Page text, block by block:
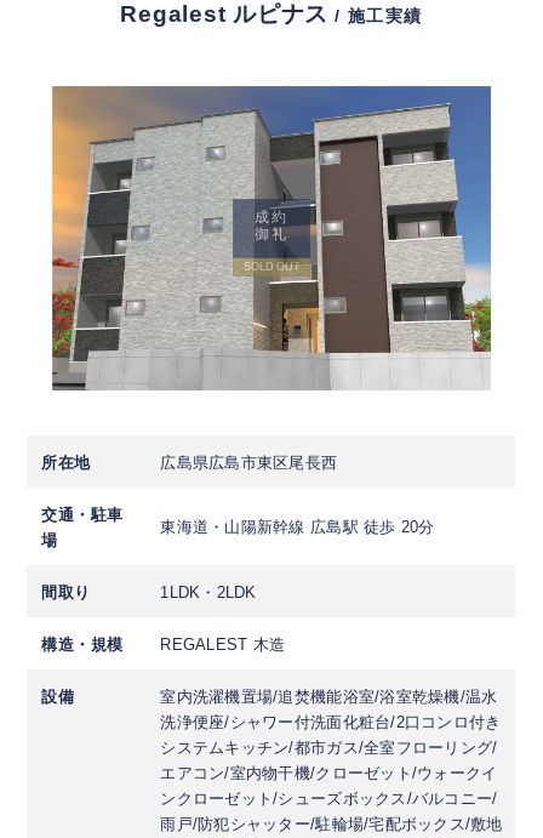
Regalest ルピナス / 施工実績
成約
御礼
SOLD OUT
所在地 広島県広島市東区尾長西
交通・駐車
場
東海道・山陽新幹線 広島駅 徒歩 20分
間取り 1LDK・2LDK
構造・規模 REGALEST 木造
設備
室内洗濯機置場/追焚機能浴室/浴室乾燥機/温水
洗浄便座/シャワー付洗面化粧台/2口コンロ付き
システムキッチン/都市ガス/全室フローリング/
エアコン/室内物干機/クローゼット/ウォークイ
ンクローゼット/シューズボックス/バルコニー/
雨戸/防犯シャッター/駐輪場/宅配ボックス/敷地